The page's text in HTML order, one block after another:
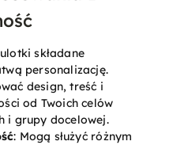
składane
personalizację.
design, treść i
od Twoich celów
i grupy docelowej.
: Mogą służyć różnym